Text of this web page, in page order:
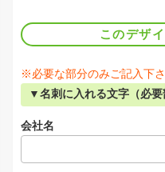
このデザ
※必要な部分のみご記入下
▼名刺に入れる文字（必要
会社名